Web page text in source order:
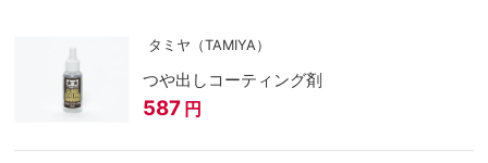
タミヤ（TAMIYA）
つや出しコーティング剤
587 円